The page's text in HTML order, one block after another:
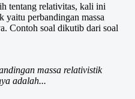
tentang relativitas, kali ini
yaitu perbandingan massa
Contoh soal dikutib dari soal
massa relativistik
adalah...